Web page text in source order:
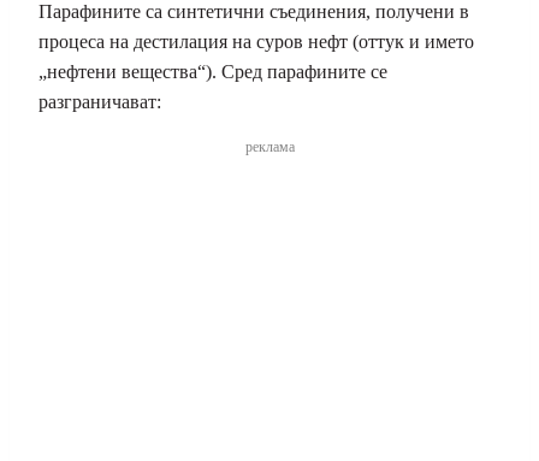
Парафините са синтетични съединения, получени в
процеса на дестилация на суров нефт (оттук и името
„нефтени вещества“). Сред парафините се
разграничават:
реклама